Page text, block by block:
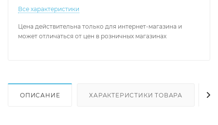
Все характеристики
Цена действительна только для интернет-магазина и
может отличаться от цен в розничных магазинах
ОПИСАНИЕ ХАРАКТЕРИСТИКИ ТОВАРА